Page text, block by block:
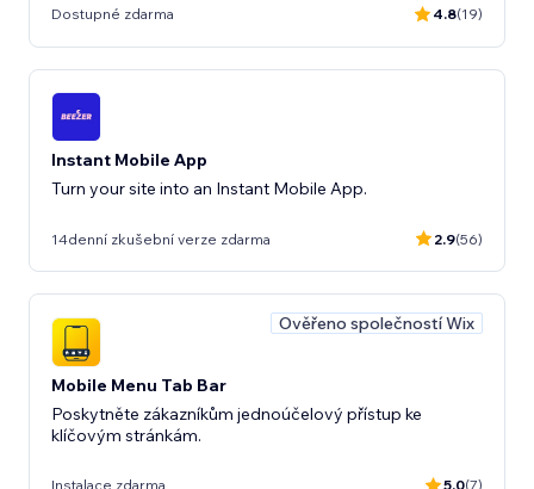
Dostupné zdarma 4.8(19)
Instant Mobile App
Turn your site into an Instant Mobile App.
14denní zkušební verze zdarma 2.9(56)
Ověřeno společností Wix
Mobile Menu Tab Bar
Poskytněte zákazníkům jednoúčelový přístup ke
klíčovým stránkám.
Instalace zdarma 5.0(7)